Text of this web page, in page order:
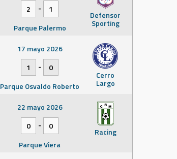
Defensor
Sporting
2
-
1
Parque Palermo
Cerro
Largo
17 mayo 2026
1
-
0
Parque Osvaldo Roberto
Racing
22 mayo 2026
0
-
0
Parque Viera